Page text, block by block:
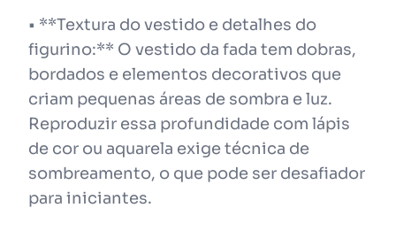
• **Textura do vestido e detalhes do
figurino:** O vestido da fada tem dobras,
bordados e elementos decorativos que
criam pequenas áreas de sombra e luz.
Reproduzir essa profundidade com lápis
de cor ou aquarela exige técnica de
sombreamento, o que pode ser desafiador
para iniciantes.